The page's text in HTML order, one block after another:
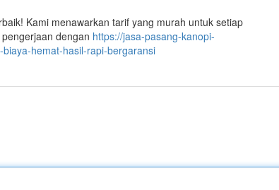
Kami menawarkan tarif yang murah untuk setiap
dengan https://jasa-pasang-kanopi-
hemat-hasil-rapi-bergaransi